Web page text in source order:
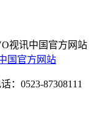
视讯中国官方网站
国官方网站
：0523-87308111